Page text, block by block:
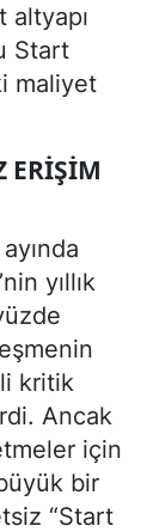
Start
maliyet
ERIŞIM
yıllık
kritik
Ancak
için
bir
“Start